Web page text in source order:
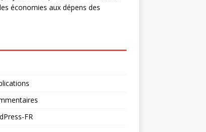
économies aux dépens des
FR